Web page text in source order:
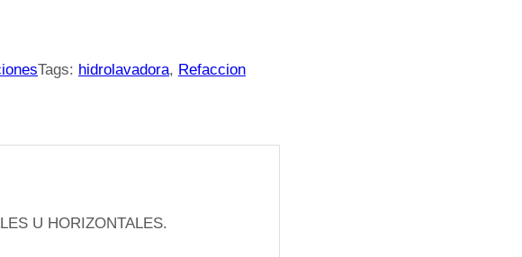
Tags: hidrolavadora, Refaccion
U HORIZONTALES.